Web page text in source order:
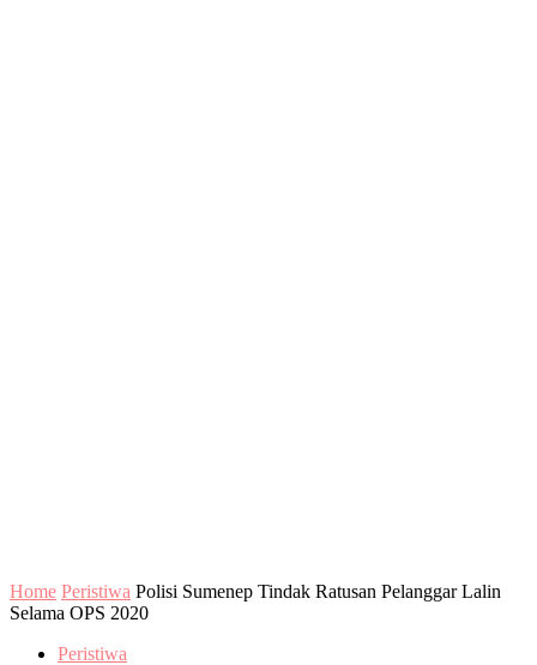
Home Peristiwa Polisi Sumenep Tindak Ratusan Pelanggar Lalin
Selama OPS 2020
Peristiwa